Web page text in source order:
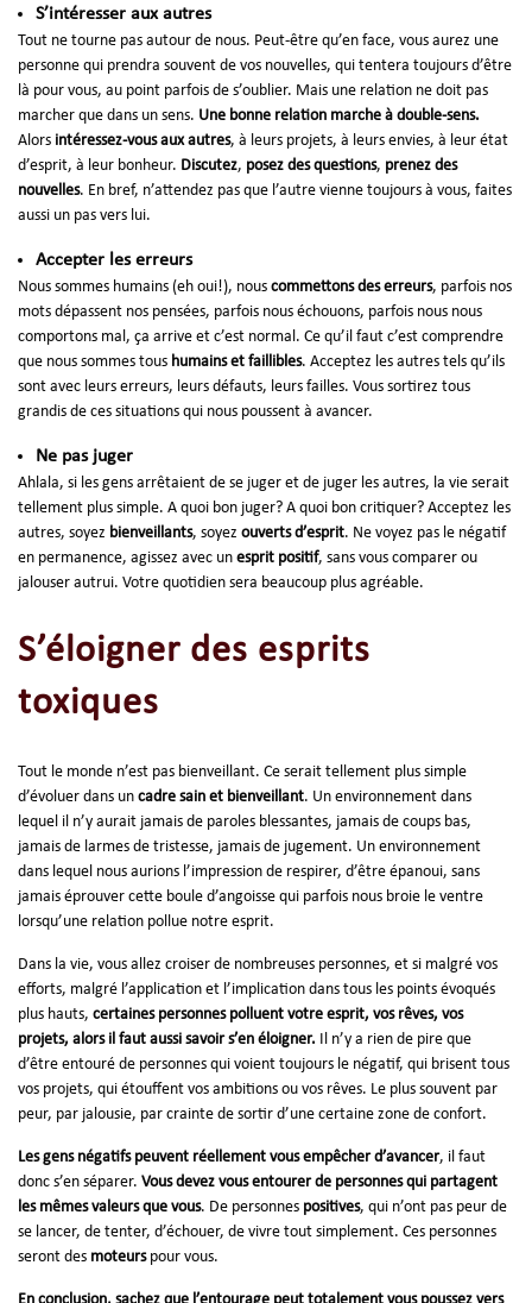
S’intéresser aux autres
Tout ne tourne pas autour de nous. Peut-être qu’en face, vous aurez une
personne qui prendra souvent de vos nouvelles, qui tentera toujours d’être
là pour vous, au point parfois de s’oublier. Mais une relation ne doit pas
marcher que dans un sens. Une bonne relation marche à double-sens.
Alors intéressez-vous aux autres, à leurs projets, à leurs envies, à leur état
d’esprit, à leur bonheur. Discutez, posez des questions, prenez des
nouvelles. En bref, n’attendez pas que l’autre vienne toujours à vous, faites
aussi un pas vers lui.
Accepter les erreurs
Nous sommes humains (eh oui!), nous commettons des erreurs, parfois nos
mots dépassent nos pensées, parfois nous échouons, parfois nous nous
comportons mal, ça arrive et c’est normal. Ce qu’il faut c’est comprendre
que nous sommes tous humains et faillibles. Acceptez les autres tels qu’ils
sont avec leurs erreurs, leurs défauts, leurs failles. Vous sortirez tous
grandis de ces situations qui nous poussent à avancer.
Ne pas juger
Ahlala, si les gens arrêtaient de se juger et de juger les autres, la vie serait
tellement plus simple. A quoi bon juger? A quoi bon critiquer? Acceptez les
autres, soyez bienveillants, soyez ouverts d’esprit. Ne voyez pas le négatif
en permanence, agissez avec un esprit positif, sans vous comparer ou
jalouser autrui. Votre quotidien sera beaucoup plus agréable.
S’éloigner des esprits
toxiques
Tout le monde n’est pas bienveillant. Ce serait tellement plus simple
d’évoluer dans un cadre sain et bienveillant. Un environnement dans
lequel il n’y aurait jamais de paroles blessantes, jamais de coups bas,
jamais de larmes de tristesse, jamais de jugement. Un environnement
dans lequel nous aurions l’impression de respirer, d’être épanoui, sans
jamais éprouver cette boule d’angoisse qui parfois nous broie le ventre
lorsqu’une relation pollue notre esprit.
Dans la vie, vous allez croiser de nombreuses personnes, et si malgré vos
efforts, malgré l’application et l’implication dans tous les points évoqués
plus hauts, certaines personnes polluent votre esprit, vos rêves, vos
projets, alors il faut aussi savoir s’en éloigner. Il n’y a rien de pire que
d’être entouré de personnes qui voient toujours le négatif, qui brisent tous
vos projets, qui étouffent vos ambitions ou vos rêves. Le plus souvent par
peur, par jalousie, par crainte de sortir d’une certaine zone de confort.
Les gens négatifs peuvent réellement vous empêcher d’avancer, il faut
donc s’en séparer. Vous devez vous entourer de personnes qui partagent
les mêmes valeurs que vous. De personnes positives, qui n’ont pas peur de
se lancer, de tenter, d’échouer, de vivre tout simplement. Ces personnes
seront des moteurs pour vous.